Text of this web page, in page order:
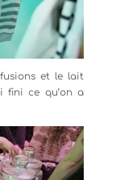
et le lait
fini ce qu’on a